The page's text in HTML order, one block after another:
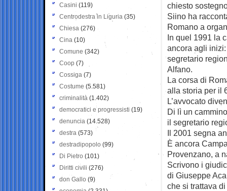
chiesto
Siino ha
Romano a
In quel 1991 la
ancora agli
segretario
Alfano.
La corsa di
alla storia per il
L’avvocato
Di lì un
il segretario
Il 2001 segna
È ancora
Provenzano, a
Scrivono i
di Giuseppe
che si trattava
Casini (119)
Centrodestra in Liguria (35)
Chiesa (276)
Cina (10)
Comune (342)
Coop (7)
Cossiga (7)
Costume (5.581)
criminalità (1.402)
democratici e progressisti (19)
denuncia (14.528)
destra (573)
destradipopolo (99)
Di Pietro (101)
Diritti civili (276)
don Gallo (9)